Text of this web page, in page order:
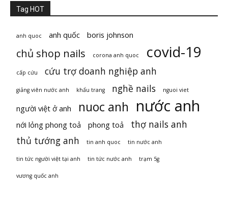
Tag HOT
anh quoc anh quốc boris johnson
chủ shop nails corona anh quoc covid-19
cấp cứu cứu trợ doanh nghiệp anh
giảng viên nước anh khẩu trang nghề nails nguoi viet
người việt ở anh nuoc anh nước anh
nới lỏng phong toả phong toả
thợ nails anh
thủ tướng anh
tin anh quoc tin nước anh
tin tức người việt tại anh tin tức nước anh trạm 5g
vương quốc anh